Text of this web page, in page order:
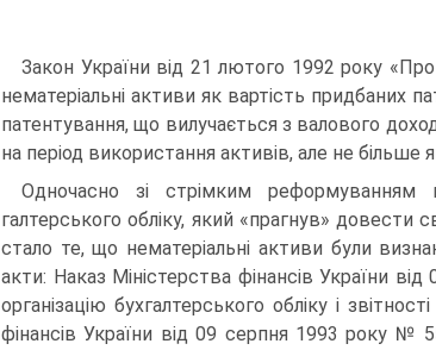
Закон України від 21 лютого 1992 року «Про
нематеріальні активи як вартість придбаних
патентування, що вилучається з валового
на період використання активів, але не біль­ше
Одночасно зі стрімким реформуванням
галтерського обліку, який «прагнув»
стало те, що нематеріальні активи були
акти: Наказ Міністерства фінансів України
організацію бухгалтерського обліку і
фінансів України від 09 серпня 1993 року №